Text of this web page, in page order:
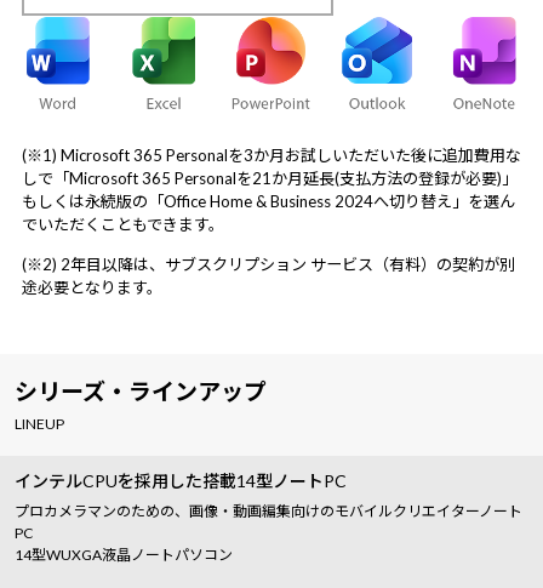
(※1) Microsoft 365 Personalを3か月お試しいただいた後に追加費用な
しで「Microsoft 365 Personalを21か月延長(支払方法の登録が必要)」
もしくは永続版の「Office Home & Business 2024へ切り替え」を選ん
でいただくこともできます。
(※2) 2年目以降は、サブスクリプション サービス（有料）の契約が別
途必要となります。
シリーズ・ラインアップ
LINEUP
インテルCPUを採用した搭載14型ノートPC
プロカメラマンのための、画像・動画編集向けのモバイルクリエイターノート
PC
14型WUXGA液晶ノートパソコン